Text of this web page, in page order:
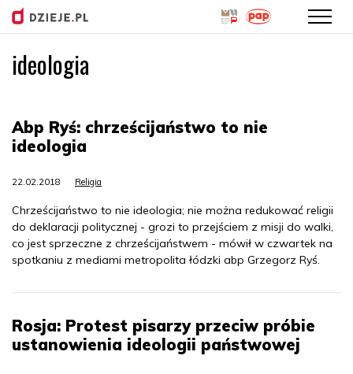
ideologia
Abp Ryś: chrześcijaństwo to nie
ideologia
22.02.2018 Religia
Chrześcijaństwo to nie ideologia; nie można redukować religii
do deklaracji politycznej - grozi to przejściem z misji do walki,
co jest sprzeczne z chrześcijaństwem - mówił w czwartek na
spotkaniu z mediami metropolita łódzki abp Grzegorz Ryś.
Rosja: Protest pisarzy przeciw próbie
ustanowienia ideologii państwowej